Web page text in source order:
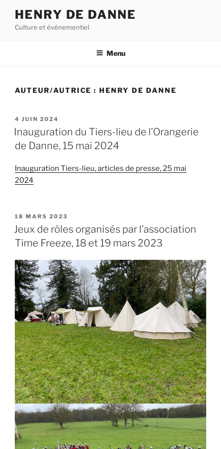
contenu
HENRY DE DANNE
Culture et événementiel
Menu
AUTEUR/AUTRICE :HENRY DE DANNE
PUBLIÉ
LE
4 JUIN 2024
Inauguration du Tiers-lieu de l’Orangerie
de Danne, 15 mai 2024
Inauguration Tiers-lieu, articles de presse, 25 mai
2024
PUBLIÉ
LE
18 MARS 2023
Jeux de rôles organisés par l’association
Time Freeze, 18 et 19 mars 2023